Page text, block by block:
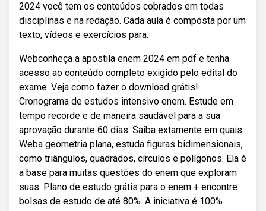
2024 você tem os conteúdos cobrados em todas
disciplinas e na redação. Cada aula é composta por um
texto, vídeos e exercícios para.
Webconheça a apostila enem 2024 em pdf e tenha
acesso ao conteúdo completo exigido pelo edital do
exame. Veja como fazer o download grátis!
Cronograma de estudos intensivo enem. Estude em
tempo recorde e de maneira saudável para a sua
aprovação durante 60 dias. Saiba extamente em quais.
Weba geometria plana, estuda figuras bidimensionais,
como triângulos, quadrados, círculos e polígonos. Ela é
a base para muitas questões do enem que exploram
suas. Plano de estudo grátis para o enem + encontre
bolsas de estudo de até 80%. A iniciativa é 100%